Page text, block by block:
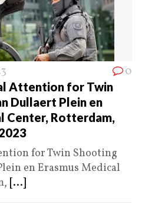
0
Attention for Twin
Dullaert Plein en
Center, Rotterdam,
for Twin Shooting
en Erasmus Medical
[...]